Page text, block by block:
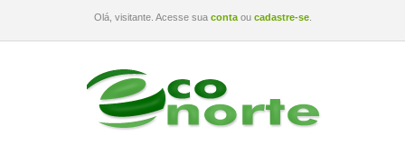
Olá, visitante. Acesse sua contaou cadastre-se.